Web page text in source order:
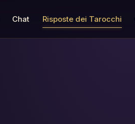
Chat Risposte dei Tarocchi